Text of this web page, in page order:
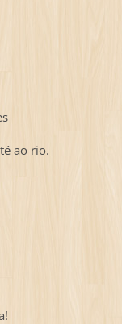
ao rio.